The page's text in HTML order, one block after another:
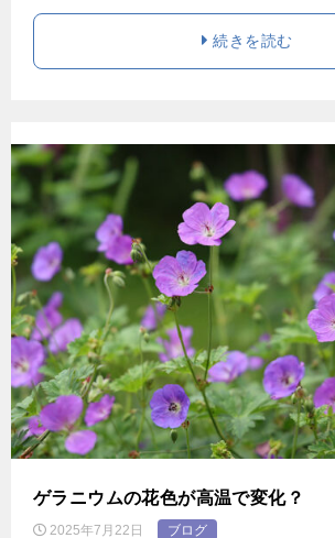
続きを読む
ゲラニウムの花色が高温で変化？
2025年7月22日 ブログ